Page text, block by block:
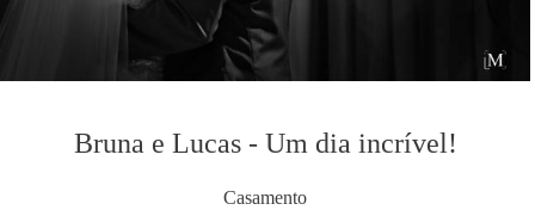
Bruna e Lucas - Um dia incrível!
Casamento